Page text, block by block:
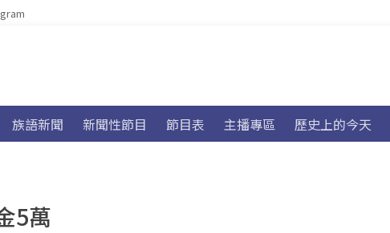
族語新聞 新聞性節目 節目表 主播專區 歷史上的今天
5萬